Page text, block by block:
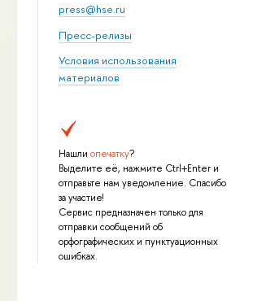
press@hse.ru
Пресс-релизы
Условия использования
материалов
Нашли опечатку?
Выделите её, нажмите Ctrl+Enter и
отправьте нам уведомление. Спасибо
за участие!
Сервис предназначен только для
отправки сообщений об
орфографических и пунктуационных
ошибках.